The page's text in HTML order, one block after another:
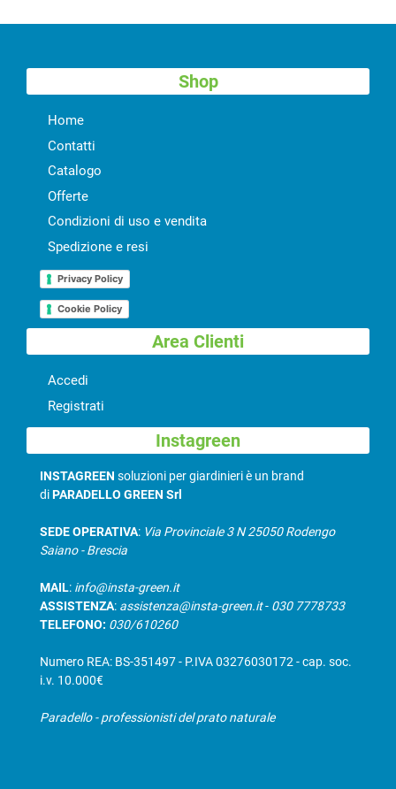
Shop
Home
Contatti
Catalogo
Offerte
Condizioni di uso e vendita
Spedizione e resi
Privacy Policy
Cookie Policy
Area Clienti
Accedi
Registrati
Instagreen
INSTAGREEN soluzioni per giardinieri è un brand
diPARADELLO GREEN Srl
SEDE OPERATIVA: Via Provinciale 3 N 25050 Rodengo
Saiano - Brescia
MAIL: info@insta-green.it
ASSISTENZA: assistenza@insta-green.it- 030 7778733
TELEFONO: 030/610260
Numero REA: BS-351497 - P.IVA 03276030172 - cap. soc.
i.v. 10.000€
Paradello - professionisti del prato naturale